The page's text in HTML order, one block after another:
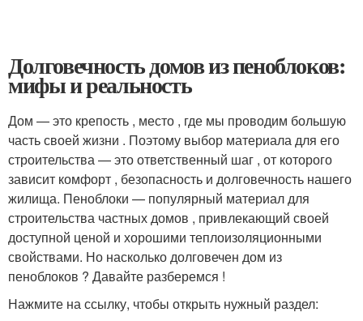
Долговечность домов из пеноблоков:
мифы и реальность
Дом — это крепость , место , где мы проводим большую
часть своей жизни . Поэтому выбор материала для его
строительства — это ответственный шаг , от которого
зависит комфорт , безопасность и долговечность нашего
жилища. Пеноблоки — популярный материал для
строительства частных домов , привлекающий своей
доступной ценой и хорошими теплоизоляционными
свойствами. Но насколько долговечен дом из
пеноблоков ? Давайте разберемся !
Нажмите на ссылку, чтобы открыть нужный раздел: